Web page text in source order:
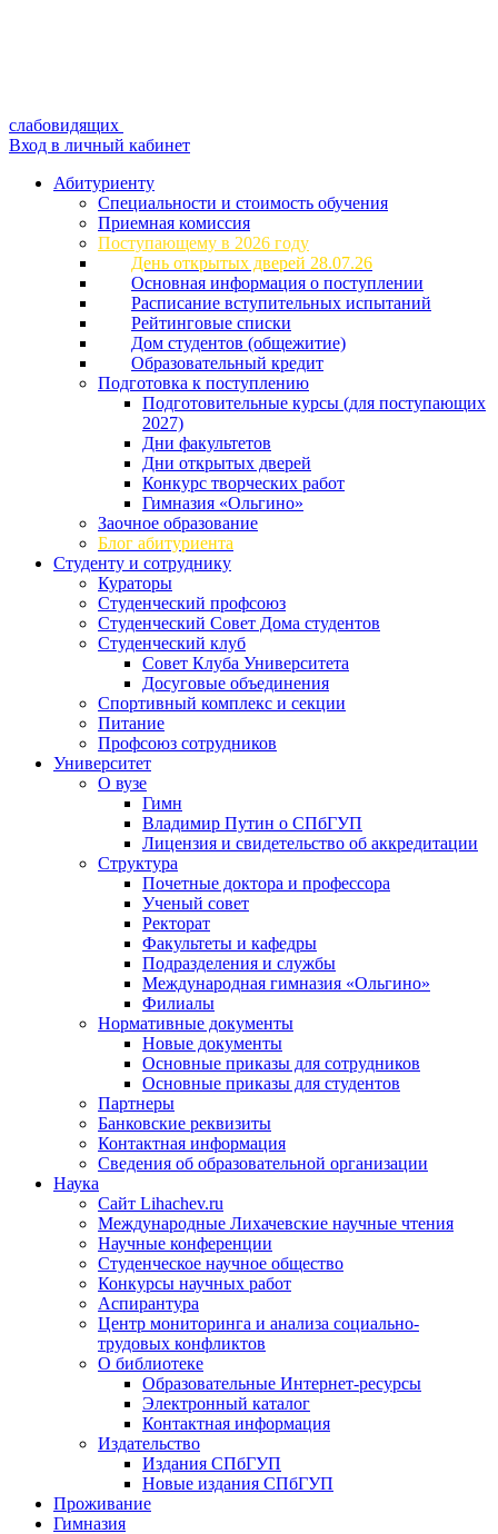
слабовидящих
Вход в личный кабинет
Абитуриенту
Специальности и стоимость обучения
Приемная комиссия
Поступающему в 2026 году
День открытых дверей 28.07.26
Основная информация о поступлении
Расписание вступительных испытаний
Рейтинговые списки
Дом студентов (общежитие)
Образовательный кредит
Подготовка к поступлению
Подготовительные курсы (для поступающих
2027)
Дни факультетов
Дни открытых дверей
Конкурс творческих работ
Гимназия «Ольгино»
Заочное образование
Блог абитуриента
Студенту и сотруднику
Кураторы
Студенческий профсоюз
Студенческий Совет Дома студентов
Студенческий клуб
Совет Клуба Университета
Досуговые объединения
Спортивный комплекс и секции
Питание
Профсоюз сотрудников
Университет
О вузе
Гимн
Владимир Путин о СПбГУП
Лицензия и свидетельство об аккредитации
Структура
Почетные доктора и профессора
Ученый совет
Ректорат
Факультеты и кафедры
Подразделения и службы
Международная гимназия «Ольгино»
Филиалы
Нормативные документы
Новые документы
Основные приказы для сотрудников
Основные приказы для студентов
Партнеры
Банковские реквизиты
Контактная информация
Сведения об образовательной организации
Наука
Сайт Lihachev.ru
Международные Лихачевские научные чтения
Научные конференции
Студенческое научное общество
Конкурсы научных работ
Аспирантура
Центр мониторинга и анализа социально-
трудовых конфликтов
О библиотеке
Образовательные Интернет-ресурсы
Электронный каталог
Контактная информация
Издательство
Издания СПбГУП
Новые издания СПбГУП
Проживание
Гимназия